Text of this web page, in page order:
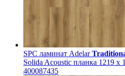
SPC ламинат Adelar
Solida Acoustic планка 1219 x
400087435